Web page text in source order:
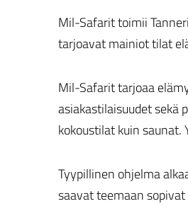
Mil-Safarit toimii
tarjoavat mainiot tilat
Mil-Safarit tarjoaa
asiakastilaisuudet sekä
kokoustilat kuin
Tyypillinen ohjelma
saavat teemaan